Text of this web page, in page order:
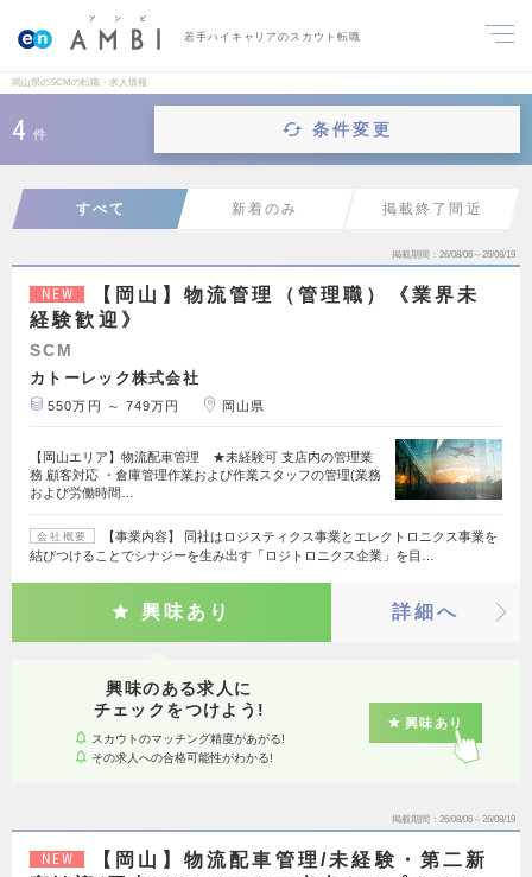
若手ハイキャリアのスカウト転職
岡山県のSCMの転職・求人情報
4 件 条件変更
すべて 新着のみ 掲載終了間近
掲載期間 26/08/06～26/08/19
NEW
【岡山】物流管理（管理職）《業界未
経験歓迎》
SCM
カトーレック株式会社
550万円 ～ 749万円 岡山県
【岡山エリア】物流配車管理 ★未経験可 支店内の管理業
務 顧客対応 ・倉庫管理作業および作業スタッフの管理(業務
および労働時間…
会社概要
【事業内容】 同社はロジスティクス事業とエレクトロニクス事業を
結びつけることでシナジーを生み出す「ロジトロニクス企業」を目…
興味あり 詳細へ
興味のある求人に
チェックをつけよう!
スカウトのマッチング精度があがる!
その求人への合格可能性がわかる!
興味あり
掲載期間 26/08/06～26/08/19
NEW
【岡山】物流配車管理/未経験・第二新